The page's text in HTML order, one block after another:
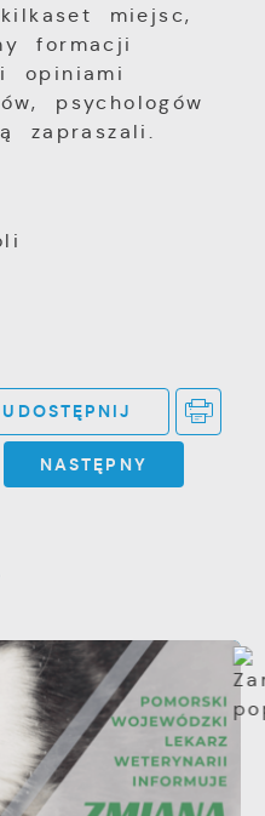
miejsc,
formacji
opiniami
psychologów
zapraszali.
UDOSTĘPNIJ
NASTĘPNY